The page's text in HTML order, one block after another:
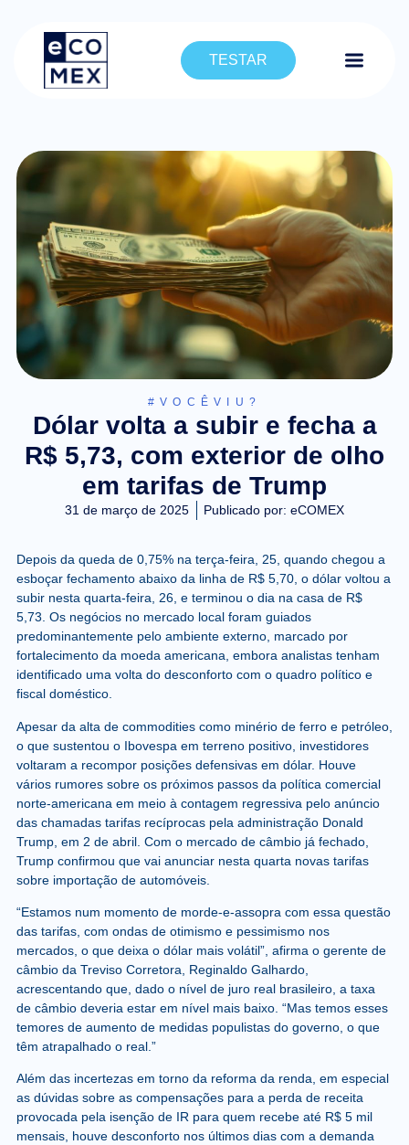
TESTAR
#VOCÊVIU?
Dólar volta a subir e fecha a
R$ 5,73, com exterior de olho
em tarifas de Trump
31 de março de 2025 Publicado por: eCOMEX
Depois da queda de 0,75% na terça-feira, 25, quando chegou a
esboçar fechamento abaixo da linha de R$ 5,70, o dólar voltou a
subir nesta quarta-feira, 26, e terminou o dia na casa de R$
5,73. Os negócios no mercado local foram guiados
predominantemente pelo ambiente externo, marcado por
fortalecimento da moeda americana, embora analistas tenham
identificado uma volta do desconforto com o quadro político e
fiscal doméstico.
Apesar da alta de commodities como minério de ferro e petróleo,
o que sustentou o Ibovespa em terreno positivo, investidores
voltaram a recompor posições defensivas em dólar. Houve
vários rumores sobre os próximos passos da política comercial
norte-americana em meio à contagem regressiva pelo anúncio
das chamadas tarifas recíprocas pela administração Donald
Trump, em 2 de abril. Com o mercado de câmbio já fechado,
Trump confirmou que vai anunciar nesta quarta novas tarifas
sobre importação de automóveis.
“Estamos num momento de morde-e-assopra com essa questão
das tarifas, com ondas de otimismo e pessimismo nos
mercados, o que deixa o dólar mais volátil”, afirma o gerente de
câmbio da Treviso Corretora, Reginaldo Galhardo,
acrescentando que, dado o nível de juro real brasileiro, a taxa
de câmbio deveria estar em nível mais baixo. “Mas temos esses
temores de aumento de medidas populistas do governo, o que
têm atrapalhado o real.”
Além das incertezas em torno da reforma da renda, em especial
as dúvidas sobre as compensações para a perda de receita
provocada pela isenção de IR para quem recebe até R$ 5 mil
mensais, houve desconforto nos últimos dias com a demanda